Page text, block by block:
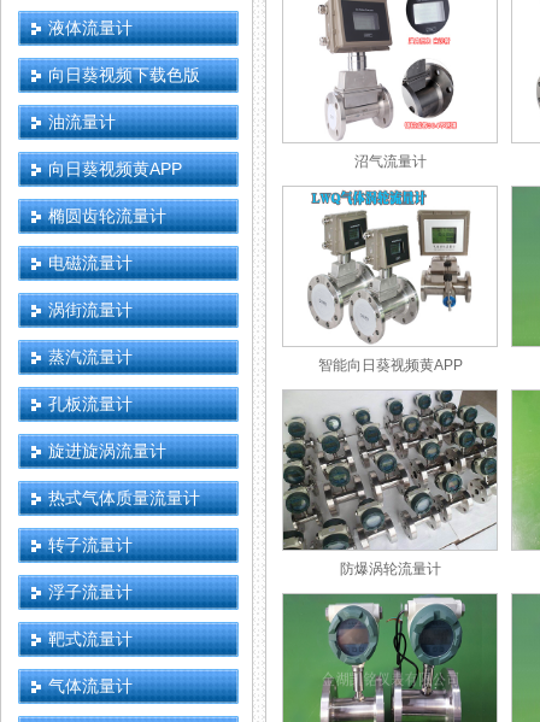
液体流量计
向日葵视频下载色版
油流量计
向日葵视频黄APP
椭圆齿轮流量计
电磁流量计
涡街流量计
蒸汽流量计
孔板流量计
旋进旋涡流量计
热式气体质量流量计
转子流量计
浮子流量计
靶式流量计
气体流量计
沼气流量计
智能向日葵视频黄APP
防爆涡轮流量计